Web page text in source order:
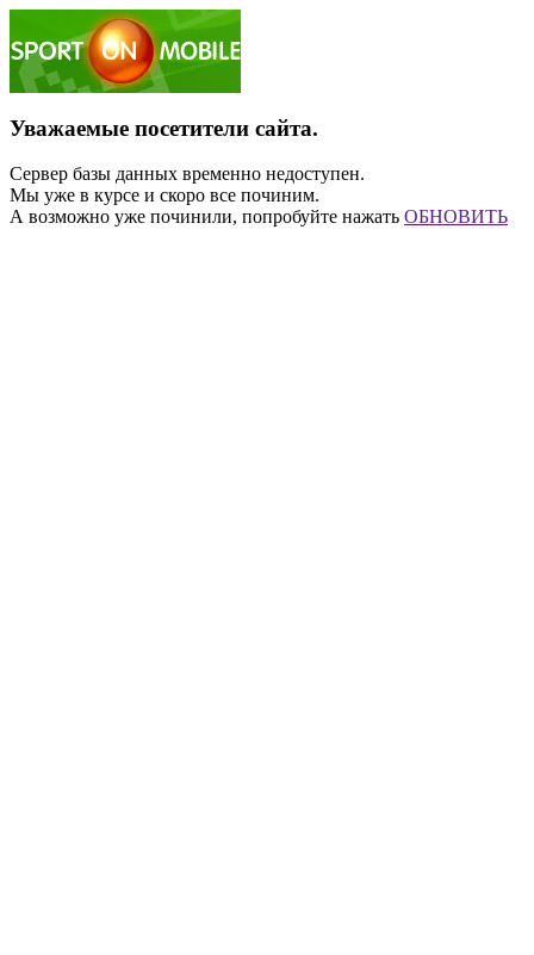
Уважаемые посетители сайта.
Сервер базы данных временно недоступен.
Мы уже в курсе и скоро все починим.
А возможно уже починили, попробуйте нажать ОБНОВИТЬ